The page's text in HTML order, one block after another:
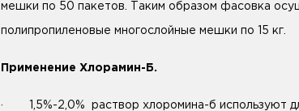
мешки по 50 пакетов. Таким образом фасовка
полипропиленовые многослойные мешки по 15 кг.
Применение Хлорамин-Б.
· 1,5%-2,0% раствор хлоромина-б используют